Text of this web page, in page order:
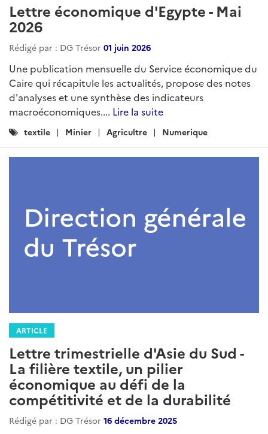
Lettre économique d'Egypte - Mai
2026
Rédigé par : DG Trésor 01 juin 2026
Une publication mensuelle du Service économique du
Caire qui récapitule les actualités, propose des notes
d'analyses et une synthèse des indicateurs
macroéconomiques.... Lire la suite
Catégories
textile Minier Agricultre Numerique
ARTICLE
Lettre trimestrielle d'Asie du Sud -
La filière textile, un pilier
économique au défi de la
compétitivité et de la durabilité
Rédigé par : DG Trésor 16 décembre 2025